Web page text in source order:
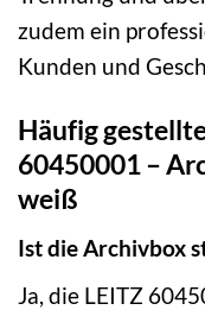
zudem ein
Kunden und
Häufig
60450001 –
weiß
Ist die Archivbox
Ja, die LEITZ